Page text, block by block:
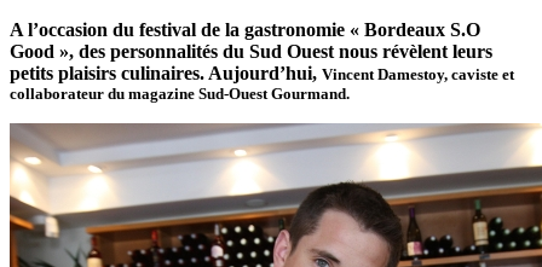
A l’occasion du festival de la gastronomie « Bordeaux S.O
Good », des personnalités du Sud Ouest nous révèlent leurs
petits plaisirs culinaires. Aujourd’hui, Vincent Damestoy, caviste et
collaborateur du magazine Sud-Ouest Gourmand.